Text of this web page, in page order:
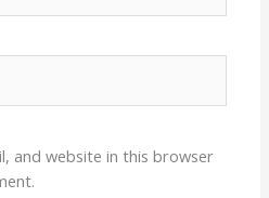
and website in this browser